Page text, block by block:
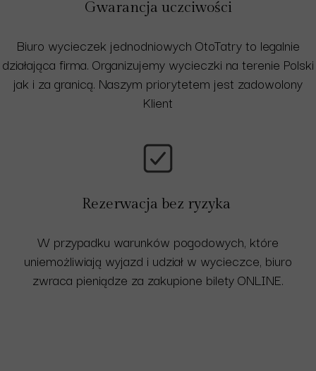
Rezerwacja bez ryzyka
W przypadku warunków pogodowych, które
uniemożliwiają wyjazd i udział w wycieczce, biuro
zwraca pieniądze za zakupione bilety ONLINE.
Gwarancja uczciwości
Biuro wycieczek jednodniowych OtoTatry to legalnie
działająca firma. Organizujemy wycieczki na terenie Polski
jak i za granicą. Naszym priorytetem jest zadowolony
Klient